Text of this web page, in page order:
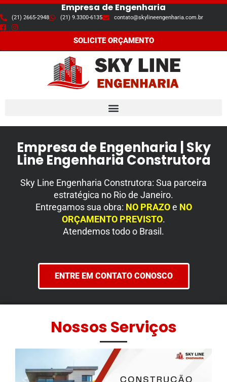
Pular
o
Empresa de Engenharia
(21) 2665-2948 (21) 9.3300-6135 contato@skylineengenharia.com.br
SOLICITE ORÇAMENTO
Empresa de Engenharia | Sky
Line Engenharia Construtora
Sky Line Engenharia Construtora: Sua parceira
estratégica no Rio de Janeiro.
Entregamos sua obra: NO PRAZOe NO
ORÇAMENTO PREVISTO.
Atendemos todo o Brasil.
ENTRE EM CONTATO CONOSCO
Nossos Serviços